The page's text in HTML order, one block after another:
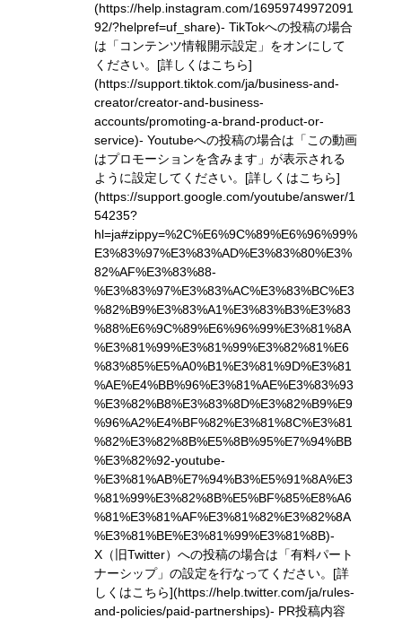
(https://help.instagram.com/16959749972091
92/?helpref=uf_share)- TikTokへの投稿の場合
は「コンテンツ情報開示設定」をオンにして
ください。 [詳しくはこちら]
(https://support.tiktok.com/ja/business-and-
creator/creator-and-business-
accounts/promoting-a-brand-product-or-
service)- Youtubeへの投稿の場合は「この動画
はプロモーションを含みます」が表示される
ように設定してください。 [詳しくはこちら]
(https://support.google.com/youtube/answer/1
54235?
hl=ja#zippy=%2C%E6%9C%89%E6%96%99%
E3%83%97%E3%83%AD%E3%83%80%E3%
82%AF%E3%83%88-
%E3%83%97%E3%83%AC%E3%83%BC%E3
%82%B9%E3%83%A1%E3%83%B3%E3%83
%88%E6%9C%89%E6%96%99%E3%81%8A
%E3%81%99%E3%81%99%E3%82%81%E6
%83%85%E5%A0%B1%E3%81%9D%E3%81
%AE%E4%BB%96%E3%81%AE%E3%83%93
%E3%82%B8%E3%83%8D%E3%82%B9%E9
%96%A2%E4%BF%82%E3%81%8C%E3%81
%82%E3%82%8B%E5%8B%95%E7%94%BB
%E3%82%92-youtube-
%E3%81%AB%E7%94%B3%E5%91%8A%E3
%81%99%E3%82%8B%E5%BF%85%E8%A6
%81%E3%81%AF%E3%81%82%E3%82%8A
%E3%81%BE%E3%81%99%E3%81%8B)-
X（旧Twitter）への投稿の場合は「有料パート
ナーシップ」の設定を行なってください。 [詳
しくはこちら](https://help.twitter.com/ja/rules-
and-policies/paid-partnerships)- PR投稿内容